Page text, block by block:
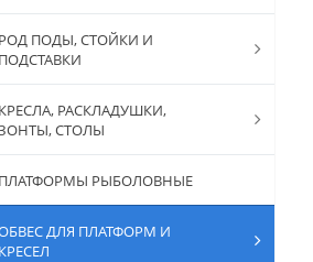
РОД ПОДЫ, СТОЙКИ И
ПОДСТАВКИ
КРЕСЛА, РАСКЛАДУШКИ,
СТОЛЫ
ПЛАТФОРМЫ РЫБОЛОВНЫЕ
ДЛЯ ПЛАТФОРМ И
КРЕСЕЛ